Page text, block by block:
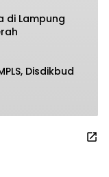
di Lampung